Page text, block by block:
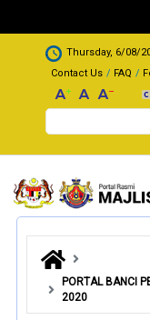
.
Thursday, 6/08/
Contact Us
FAQ
Search
PORTAL BANCI
2020